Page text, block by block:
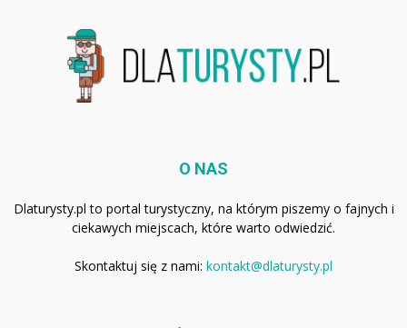
O NAS
Dlaturysty.pl to portal turystyczny, na którym piszemy o fajnych i
ciekawych miejscach, które warto odwiedzić.
Skontaktuj się z nami: kontakt@dlaturysty.pl